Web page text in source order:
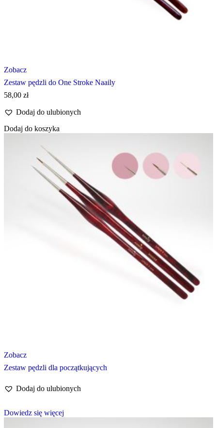
Zobacz
Zestaw pędzli do One Stroke Naaily
58,00 zł
Dodaj do ulubionych
Dodaj do koszyka
Zobacz
Zestaw pędzli dla początkujących
Dodaj do ulubionych
Dowiedz się więcej